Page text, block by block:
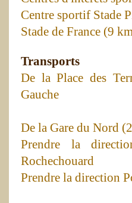
Centre sportif Stade
Stade de France (9
Transports
De la Place des
Gauche
De la Gare du Nord
Prendre la
Rochechouard
Prendre la direction